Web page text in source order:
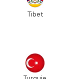
Tibet